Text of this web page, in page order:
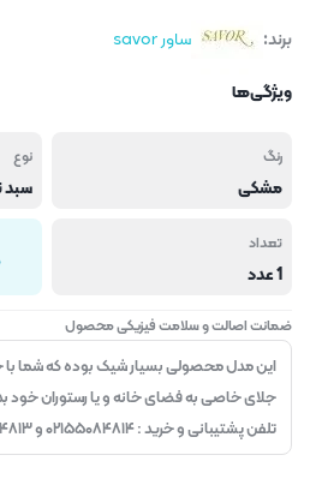
برند:
ساور savor
ویژگی‌ها
رنگ
مشکی
نوع
سبد
تعداد
1 عدد
ضمانت اصالت و سلامت فیزیکی محصول
این مدل محصولی بسیار شیک بوده که شما با
جلای خاصی به فضای خانه و یا رستوران خود
تلفن پشتیبانی و خرید : ۰۲۱۵۵۰۸۴۸۱۴ و ۰۲۱۵۵۰۸۴۸۱۳